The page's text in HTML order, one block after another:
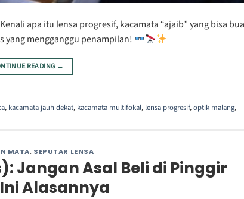
Kenali apa itu lensa progresif, kacamata “ajaib” yang bisa
yang mengganggu penampilan!
READING →
, kacamata jauh dekat, kacamata multifokal, lensa progresif,optik malang,
MATA, SEPUTAR LENSA
Jangan Asal Beli di Pinggir
Alasannya